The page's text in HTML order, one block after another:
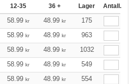
12-35 36 + Lager Antall.
58.99 kr 48.99 kr
175
58.99 kr 48.99 kr
963
58.99 kr 48.99 kr
1032
58.99 kr 48.99 kr
549
58.99 kr 48.99 kr
554